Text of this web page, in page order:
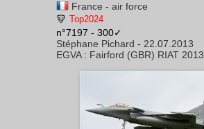
France - air force
Top2024
n°7197 - 300✓
Stéphane Pichard - 22.07.2013
EGVA: Fairford (GBR) RIAT 2013